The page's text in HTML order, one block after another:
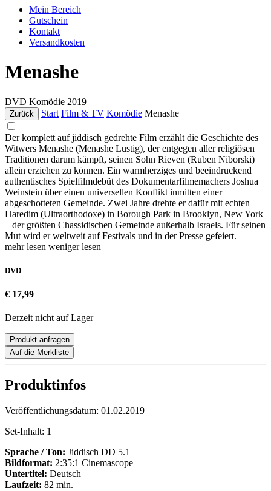
Mein Bereich
Gutschein
Kontakt
Versandkosten
Menashe
DVD Komödie 2019
Zurück Start Film & TV Komödie Menashe
Der komplett auf jiddisch gedrehte Film erzählt die Geschichte des
Witwers Menashe (Menashe Lustig), der entgegen aller religiösen
Traditionen darum kämpft, seinen Sohn Rieven (Ruben Niborski)
allein erziehen zu können. Ein warmherziges und beeindruckend
authentisches Spielfilmdebüt des Dokumentarfilmemachers Joshua
Weinstein über einen universellen Konflikt inmitten einer
abgeschotteten Gemeinde. Zwei Jahre drehte er dafür mit echten
Haredim (Ultraorthodoxe) in Borough Park in Brooklyn, New York
– der größten Chassidischen Gemeinde außerhalb Israels. Für seinen
Mut wird er weltweit auf Festivals und in der Presse gefeiert.
mehr lesen weniger lesen
DVD
€ 17,99
Derzeit nicht auf Lager
Produkt anfragen
Auf die Merkliste
Produktinfos
Veröffentlichungsdatum: 01.02.2019
Set-Inhalt: 1
Sprache / Ton: Jiddisch DD 5.1
Bildformat: 2:35:1 Cinemascope
Untertitel: Deutsch
Laufzeit: 82 min.